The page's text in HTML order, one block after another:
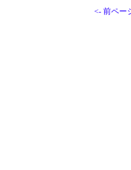
<- 前ペー